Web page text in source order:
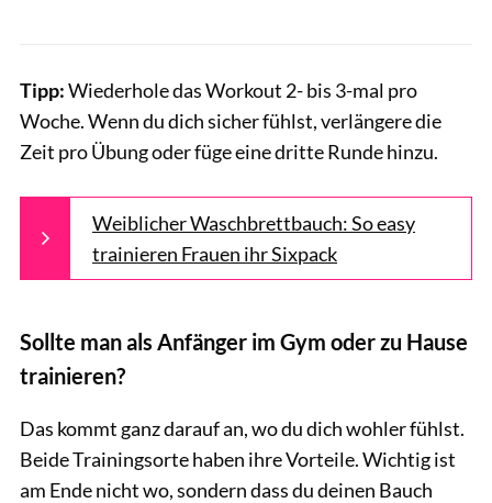
Tipp:Wiederhole das Workout 2- bis 3-mal pro
Woche. Wenn du dich sicher fühlst, verlängere die
Zeit pro Übung oder füge eine dritte Runde hinzu.
Weiblicher Waschbrettbauch: So easy
trainieren Frauen ihr Sixpack
Sollte man als Anfänger im Gym oder zu Hause
trainieren?
Das kommt ganz darauf an, wo du dich wohler fühlst.
Beide Trainingsorte haben ihre Vorteile. Wichtig ist
am Ende nicht wo, sondern dass du deinen Bauch